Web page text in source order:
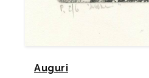
Auguri